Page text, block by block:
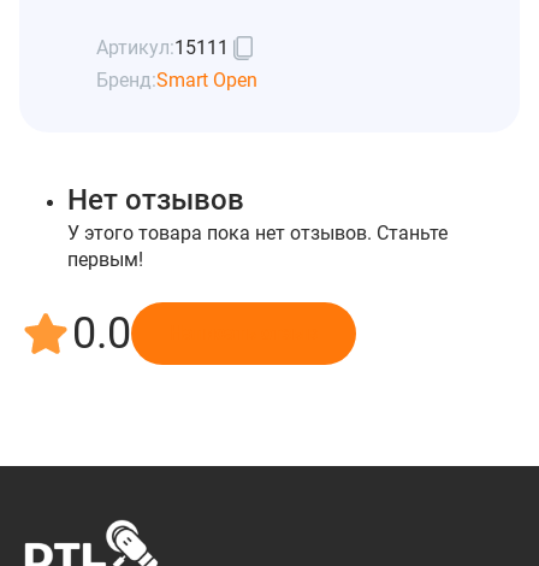
Артикул:15111
Бренд:Smart Open
Нет отзывов
У этого товара пока нет отзывов. Станьте
первым!
0.0